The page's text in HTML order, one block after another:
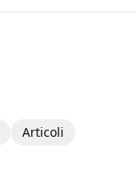
Articoli